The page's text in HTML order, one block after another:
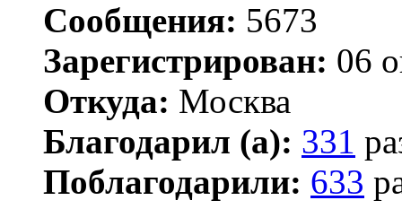
Сообщения: 5673
Зарегистрирован: 06
Откуда: Москва
Благодарил (а): 331
Поблагодарили: 633